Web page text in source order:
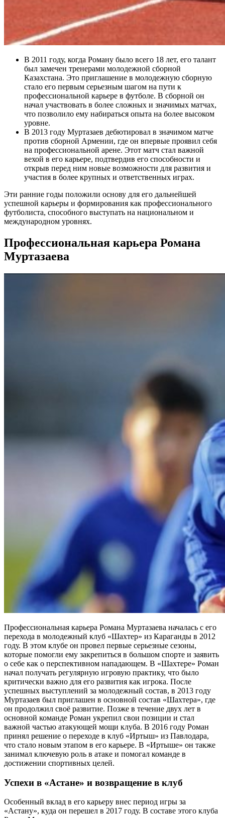
В 2011 году, когда Роману было всего 18 лет, его талант
был замечен тренерами молодежной сборной
Казахстана. Это приглашение в молодежную сборную
стало его первым серьезным шагом на пути к
профессиональной карьере в футболе. В сборной он
начал участвовать в более сложных и значимых матчах,
что позволило ему набираться опыта на более высоком
уровне.
В 2013 году Муртазаев дебютировал в значимом матче
против сборной Армении, где он впервые проявил себя
на профессиональной арене. Этот матч стал важной
вехой в его карьере, подтвердив его способности и
открыв перед ним новые возможности для развития и
участия в более крупных и ответственных играх.
Эти ранние годы положили основу для его дальнейшей
успешной карьеры и формирования как профессионального
футболиста, способного выступать на национальном и
международном уровнях.
Профессиональная карьера Романа
Муртазаева
Профессиональная карьера Романа Муртазаева началась с его
перехода в молодежный клуб «Шахтер» из Караганды в 2012
году. В этом клубе он провел первые серьезные сезоны,
которые помогли ему закрепиться в большом спорте и заявить
о себе как о перспективном нападающем. В «Шахтере» Роман
начал получать регулярную игровую практику, что было
критически важно для его развития как игрока. После
успешных выступлений за молодежный состав, в 2013 году
Муртазаев был приглашен в основной состав «Шахтера», где
он продолжил своё развитие. Позже в течение двух лет в
основной команде Роман укрепил свои позиции и стал
важной частью атакующей мощи клуба. В 2016 году Роман
принял решение о переходе в клуб «Иртыш» из Павлодара,
что стало новым этапом в его карьере. В «Иртыше» он также
занимал ключевую роль в атаке и помогал команде в
достижении спортивных целей.
Успехи в «Астане» и возвращение в клуб
Особенный вклад в его карьеру внес период игры за
«Астану», куда он перешел в 2017 году. В составе этого клуба